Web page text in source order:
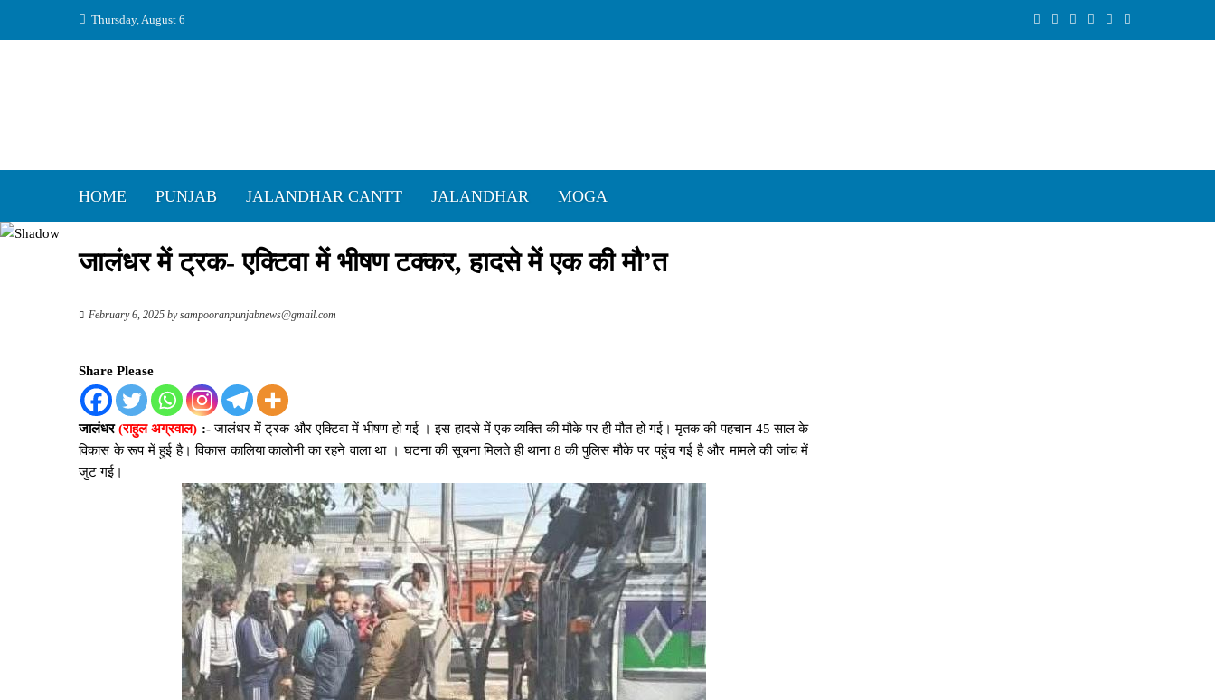
Thursday, August 6
HOME PUNJAB JALANDHAR CANTT JALANDHAR MOGA
जालंधर में ट्रक- एक्टिवा में भीषण टक्कर, हादसे में एक की मौ’त
February 6, 2025 bysampooranpunjabnews@gmail.com
Share Please
जालंधर(राहुल अग्रवाल) :-जालंधर में ट्रक और एक्टिवा में भीषण हो गई । इस हादसे में एक व्यक्ति की मौके पर ही मौत हो गई। मृतक की पहचान 45 साल के
विकास के रूप में हुई है। विकास कालिया कालोनी का रहने वाला था । घटना की सूचना मिलते ही थाना 8 की पुलिस मौके पर पहुंच गई है और मामले की जांच में
जुट गई।